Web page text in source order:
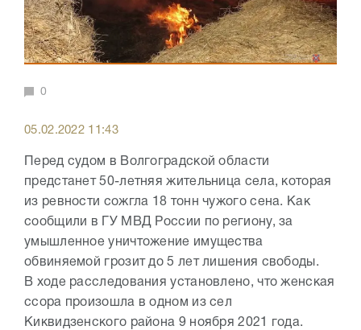
0
05.02.2022 11:43
Перед судом в Волгоградской области
предстанет 50-летняя жительница села, которая
из ревности сожгла 18 тонн чужого сена. Как
сообщили в ГУ МВД России по региону, за
умышленное уничтожение имущества
обвиняемой грозит до 5 лет лишения свободы.
В ходе расследования установлено, что женская
ссора произошла в одном из сел
Киквидзенского района 9 ноября 2021 года.